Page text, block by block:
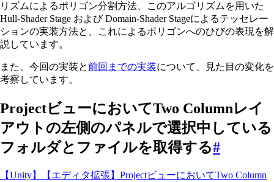
リズムによるポリゴン分割方法、このアルゴリズムを用いた
Hull-Shader Stage および Domain-Shader Stageによるテッセレー
ションの実装方法と、これによるポリゴンへのひびの表現を解
説しています。
また、今回の実装と前回までの実装について、見た目の変化を
考察しています。
ProjectビューにおいてTwo Columnレイ
アウトの左側のパネルで選択中している
フォルダとファイルを取得する#
【Unity】【エディタ拡張】ProjectビューにおいてTwo Column